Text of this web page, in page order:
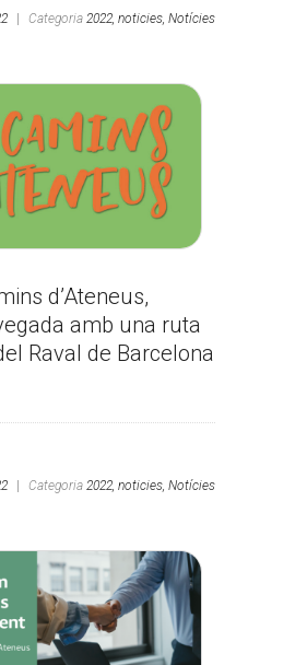
Categoria 2022, noticies, Notícies
d’Ateneus,
amb una ruta
Raval de Barcelona
Categoria 2022, noticies, Notícies